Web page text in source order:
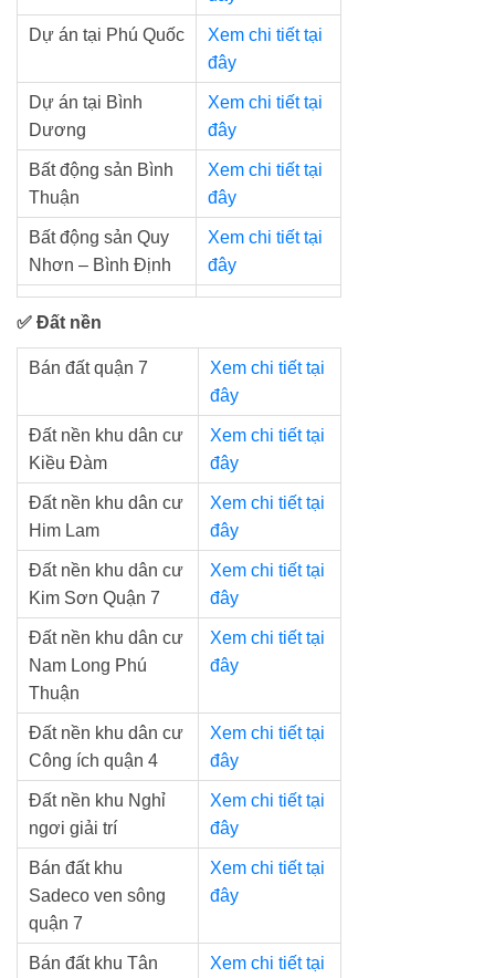
Dự án tại Phú Quốc
Xem chi tiết tại
đây
Dự án tại Bình
Dương
Xem chi tiết tại
đây
Bất động sản Bình
Thuận
Xem chi tiết tại
đây
Bất động sản Quy
Nhơn – Bình Định
Xem chi tiết tại
đây
✅ Đất nền
Bán đất quận 7
Xem chi tiết tại
đây
Đất nền khu dân cư
Kiều Đàm
Xem chi tiết tại
đây
Đất nền khu dân cư
Him Lam
Xem chi tiết tại
đây
Đất nền khu dân cư
Kim Sơn Quận 7
Xem chi tiết tại
đây
Đất nền khu dân cư
Nam Long Phú
Thuận
Xem chi tiết tại
đây
Đất nền khu dân cư
Công ích quận 4
Xem chi tiết tại
đây
Đất nền khu Nghỉ
ngơi giải trí
Xem chi tiết tại
đây
Bán đất khu
Sadeco ven sông
quận 7
Xem chi tiết tại
đây
Bán đất khu Tân
Xem chi tiết tại